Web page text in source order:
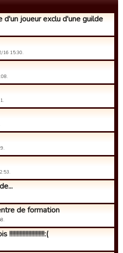
joueur exclu d'une guilde
16 15:30.
de formation